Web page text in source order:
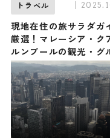
トラベル |
現地在住の旅サラダガ
厳選！マレーシア・ク
ルンプールの観光・グ
メ・お土産 〜第2弾〜